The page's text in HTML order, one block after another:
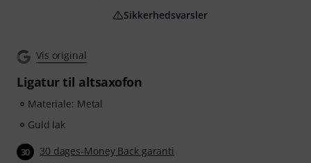
Vis original
Ligatur til altsaxofon
Materiale: Metal
Guld lak
30 30 dages-Money Back garanti
Sikkerhedsvarsler